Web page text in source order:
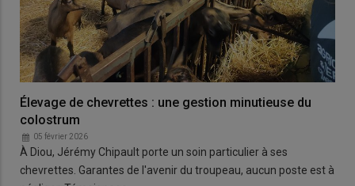
Élevage de chevrettes : une gestion minutieuse du
colostrum
05 février 2026
À Diou, Jérémy Chipault porte un soin particulier à ses
chevrettes. Garantes de l'avenir du troupeau, aucun poste est à